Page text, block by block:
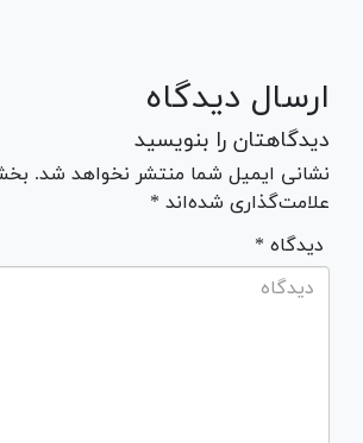
ارسال دیدگاه
دیدگاهتان را بنویسید
نشانی ایمیل شما منتشر نخواهد شد.
علامت‌گذاری شده‌اند *
* دیدگاه